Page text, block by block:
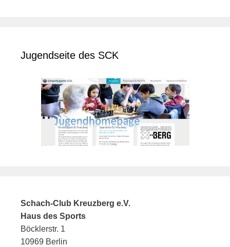
Jugendseite des SCK
Schach-Club Kreuzberg e.V.
Haus des Sports
Böcklerstr. 1
10969 Berlin